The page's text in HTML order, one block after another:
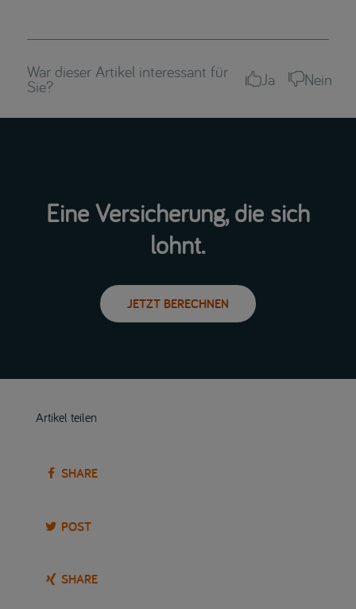
War dieser Artikel interessant für
Sie? Ja Nein
Eine Versicherung, die sich
lohnt.
JETZT BERECHNEN
Artikel teilen
SHARE
POST
SHARE